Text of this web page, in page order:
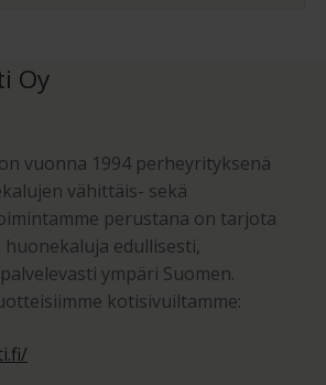
Oy
vuonna 1994 perheyrityksenä
vähittäis- sekä
perustana on tarjota
edullisesti,
ympäri Suomen.
kotisivuiltamme: